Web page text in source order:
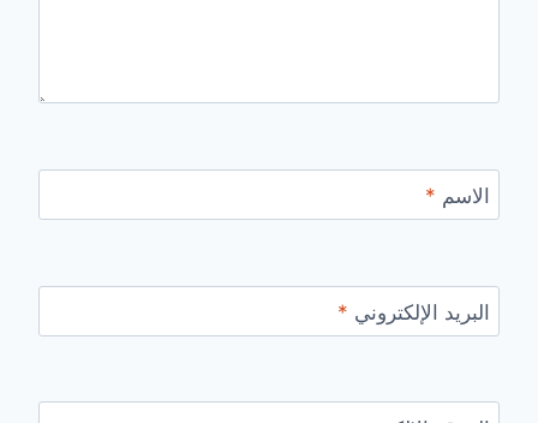
الاسم *
البريد الإلكتروني *